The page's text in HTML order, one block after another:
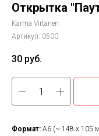
Открытка
Karma Virtanen
Артикул: 0500
30 руб.
Формат: А6 (~ 148 х 105